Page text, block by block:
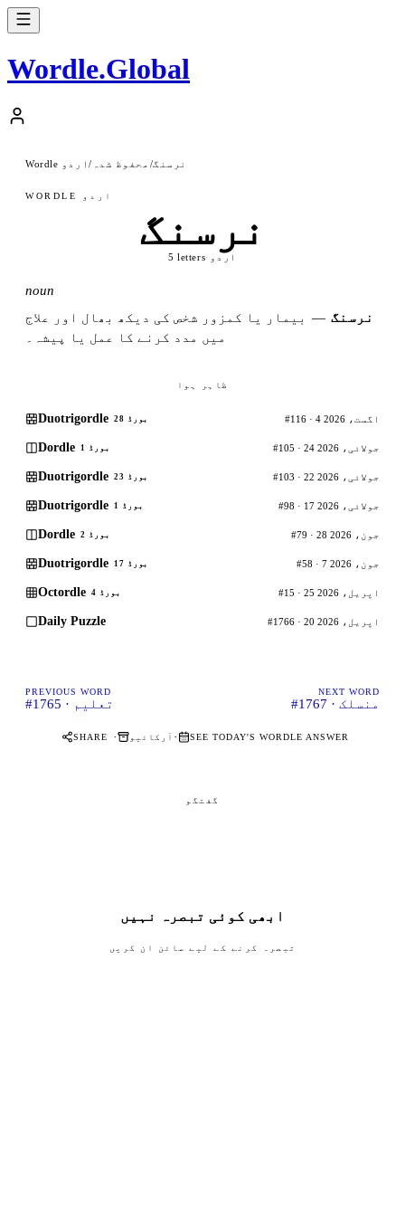
Wordle.Global
Wordle اردو/ محفوظ شدہ /نرسنگ
WORDLE اردو
نرسنگ
5 letters· اردو
noun
نرسنگ —
بیمار یا کمزور شخص کی دیکھ بھال اور علاج
میں مدد کرنے کا عمل یا پیشہ۔
ظاہر ہوا
Duotrigordle بورڈ 28 #116 · 4 اگست، 2026
Dordle بورڈ 1 #105 · 24 جولائی، 2026
Duotrigordle بورڈ 23 #103 · 22 جولائی، 2026
Duotrigordle بورڈ 1 #98 · 17 جولائی، 2026
Dordle بورڈ 2 #79 · 28 جون، 2026
Duotrigordle بورڈ 17 #58 · 7 جون، 2026
Octordle بورڈ 4 #15 · 25 اپریل، 2026
Daily Puzzle #1766 · 20 اپریل، 2026
PREVIOUS WORD
#1765 · تعلیم
NEXT WORD
#1767 · منسلک
SHARE · آرکائیو · SEE TODAY'S WORDLE ANSWER
گفتگو
ابھی کوئی تبصرہ نہیں
تبصرہ کرنے کے لیے سائن ان کریں